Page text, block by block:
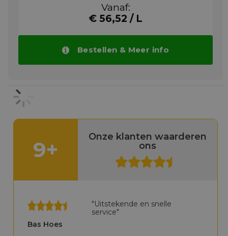
wormwielen die onderhevig zijn aan hoge
belastingen, lagers, spindels, gewrichten en
transportkettingen.
Vanaf:
€ 56,52 / L
Bestellen & Meer info
9+
Onze klanten waarderen
ons
Bas Hoes
"Uitstekende en snelle
service"